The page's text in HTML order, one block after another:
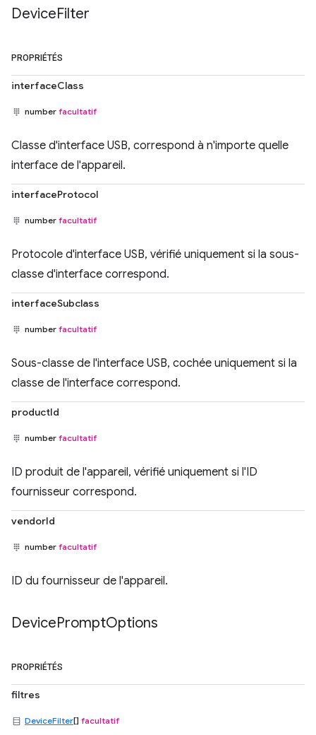
DeviceFilter
PROPRIÉTÉS
interfaceClass
number facultatif
Classe d'interface USB, correspond à n'importe quelle
interface de l'appareil.
interfaceProtocol
number facultatif
Protocole d'interface USB, vérifié uniquement si la sous-
classe d'interface correspond.
interfaceSubclass
number facultatif
Sous-classe de l'interface USB, cochée uniquement si la
classe de l'interface correspond.
productId
number facultatif
ID produit de l'appareil, vérifié uniquement si l'ID
fournisseur correspond.
vendorId
number facultatif
ID du fournisseur de l'appareil.
DevicePromptOptions
PROPRIÉTÉS
filtres
DeviceFilter[] facultatif